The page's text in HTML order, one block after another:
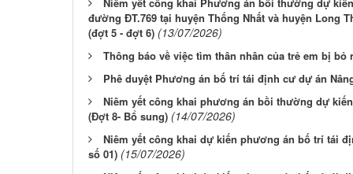
Niêm yết công khai Phương án bồi thường dự
đường ĐT.769 tại huyện Thống Nhất và huyện Long
(đợt 5 - đợt 6) (13/07/2026)
Thông báo về việc tìm thân nhân của trẻ em bị bỏ
Phê duyệt Phương án bố trí tái định cư dự án
Niêm yết công khai phương án bồi thường dự
(Đợt 8- Bổ sung) (14/07/2026)
Niêm yết công khai dự kiến phương án bố trí tái
số 01) (15/07/2026)